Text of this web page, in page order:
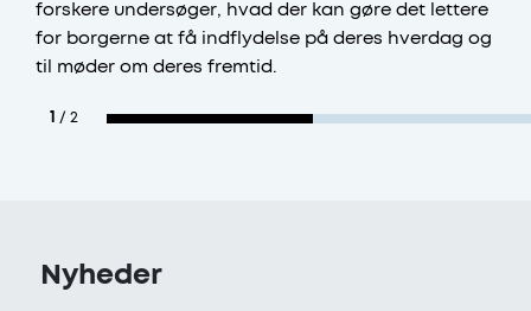
forskere undersøger, hvad der kan gøre det lettere
for borgerne at få indflydelse på deres hverdag og
til møder om deres fremtid.
1 / 2
Nyheder